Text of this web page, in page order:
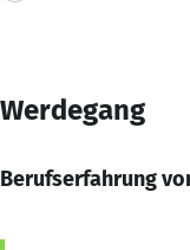
Werdegang
Berufserfahrung